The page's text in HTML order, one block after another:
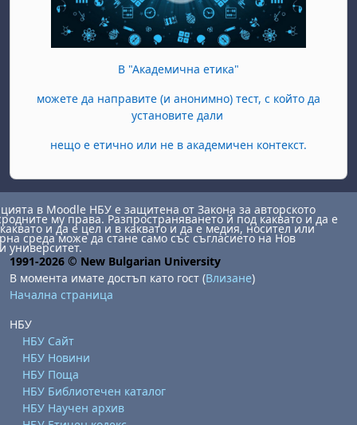
В "Академична етика"
можете да направите (и анонимно) тест, с който да
установите дали
нещо е етично или не в академичен контекст.
в Moodle НБУ е защитена от Закона за авторското
му права. Разпространяването й под каквато и да е
и да е цел и в каквато и да е медия, носител или
среда може да стане само със съгласието на Нов
университет.
1991-2026 © New Bulgarian University
В момента имате достъп като гост (Влизане)
Начална страница
НБУ
НБУ Сайт
НБУ Новини
НБУ Поща
НБУ Библиотечен каталог
НБУ Научен архив